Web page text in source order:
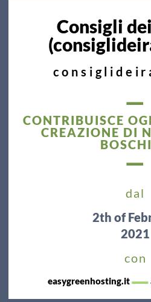
Consigli
—
CONTRIBUISCE
CREAZIONE DI
—
dal
2th of
2021
con
easygreenhosting.it—